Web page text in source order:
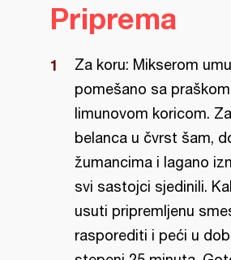
Priprema
Za koru: Mikserom
pomešano sa
limunovom koricom.
belanca u čvrst šam,
žumancima i lagano
svi sastojci sjedinili.
usuti pripremljenu
rasporediti i peći u